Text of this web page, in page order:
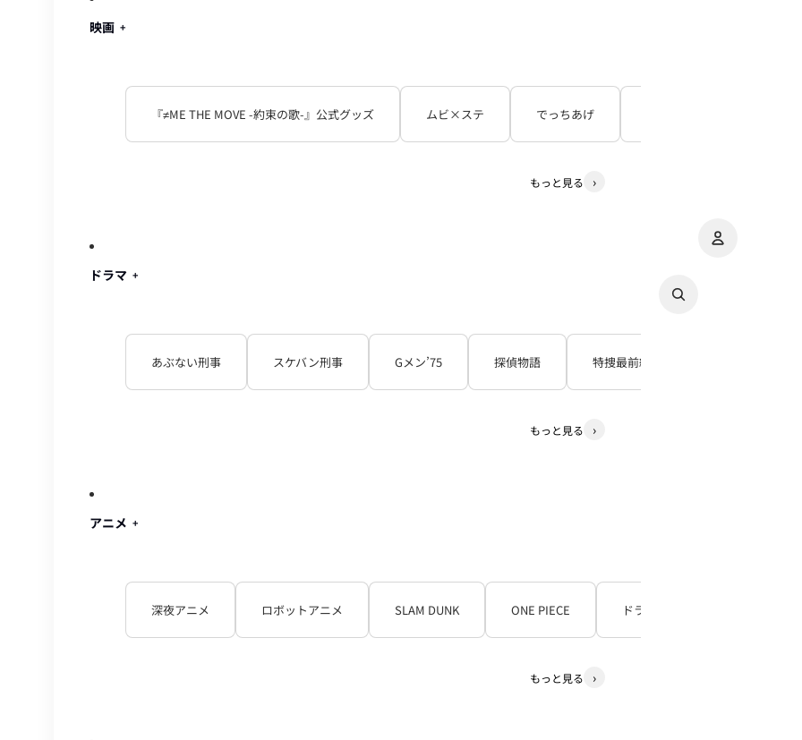
映画
『≠ME THE MOVE -約束の歌-』公式グッズ ムビ×ステ でっちあげ
もっと見る
ドラマ
あぶない刑事 スケバン刑事 Gメン’75 探偵物語 特捜最前線
もっと見る
アニメ
深夜アニメ ロボットアニメ SLAM DUNK ONE PIECE ドラゴンボール
もっと見る